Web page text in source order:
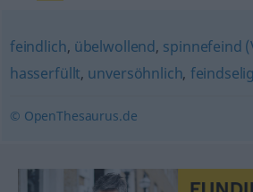
feindlich, übelwollend, spinnefeind
hasserfüllt, unversöhnlich, feindselig
© OpenThesaurus.de